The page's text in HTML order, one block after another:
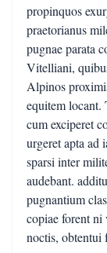
propinquos
praetorianus
pugnae parata
Vitelliani,
Alpinos
equitem locant.
cum exciperet
urgeret apta ad
sparsi inter
audebant.
pugnantium
copiae forent ni
noctis, obtentui